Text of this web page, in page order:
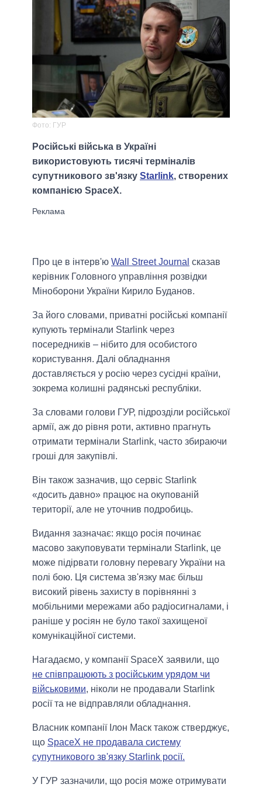
Фото: ГУР
Російські війська в Україні
використовують тисячі терміналів
супутникового зв'язку Starlink, створених
компанією SpaceX.
Про це в інтерв'ю Wall Street Journal сказав
керівник Головного управління розвідки
Міноборони України Кирило Буданов.
За його словами, приватні російські компанії
купують термінали Starlink через
посередників – нібито для особистого
користування. Далі обладнання
доставляється у росію через сусідні країни,
зокрема колишні радянські республіки.
За словами голови ГУР, підрозділи російської
армії, аж до рівня роти, активно прагнуть
отримати термінали Starlink, часто збираючи
гроші для закупівлі.
Він також зазначив, що сервіс Starlink
«досить давно» працює на окупованій
території, але не уточнив подробиць.
Видання зазначає: якщо росія починає
масово закуповувати термінали Starlink, це
може підірвати головну перевагу України на
полі бою. Ця система зв'язку має більш
високий рівень захисту в порівнянні з
мобільними мережами або радіосигналами, і
раніше у росіян не було такої захищеної
комунікаційної системи.
Нагадаємо, у компанії SpaceX заявили, що
не співпрацюють з російським урядом чи
військовими, ніколи не продавали Starlink
росії та не відправляли обладнання.
Власник компанії Ілон Маск також стверджує,
що SpaceX не продавала систему
супутникового зв'язку Starlink росії.
У ГУР зазначили, що росія може отримувати